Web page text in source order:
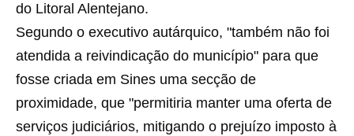
do Litoral Alentejano.
Segundo o executivo autárquico, "também não foi
atendida a reivindicação do município" para que
fosse criada em Sines uma secção de
proximidade, que "permitiria manter uma oferta de
serviços judiciários, mitigando o prejuízo imposto à